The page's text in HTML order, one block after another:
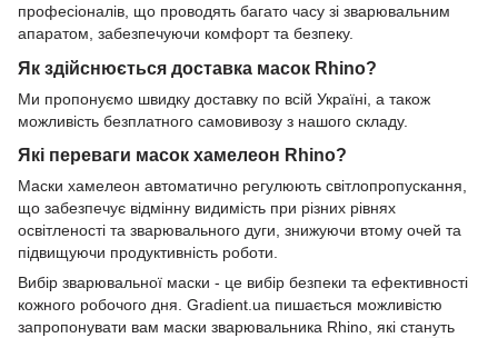
професіоналів, що проводять багато часу зі зварювальним
апаратом, забезпечуючи комфорт та безпеку.
Як здійснюється доставка масок Rhino?
Ми пропонуємо швидку доставку по всій Україні, а також
можливість безплатного самовивозу з нашого складу.
Які переваги масок хамелеон Rhino?
Маски хамелеон автоматично регулюють світлопропускання,
що забезпечує відмінну видимість при різних рівнях
освітленості та зварювального дуги, знижуючи втому очей та
підвищуючи продуктивність роботи.
Вибір зварювальної маски - це вибір безпеки та ефективності
кожного робочого дня. Gradient.ua пишається можливістю
запропонувати вам маски зварювальника Rhino, які стануть